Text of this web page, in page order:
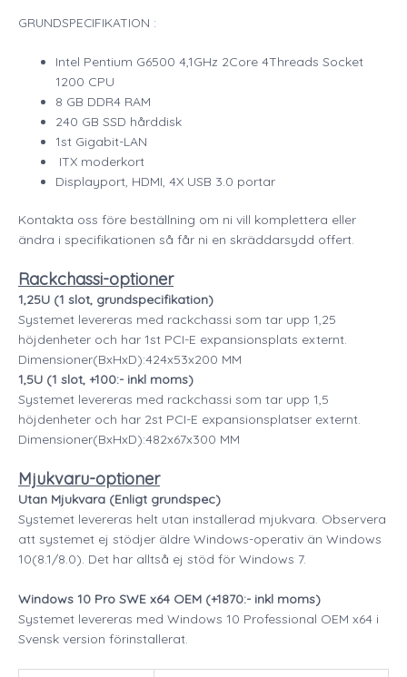
GRUNDSPECIFIKATION :
Intel Pentium G6500 4,1GHz 2Core 4Threads Socket
1200 CPU
8 GB DDR4 RAM
240 GB SSD hårddisk
1st Gigabit-LAN
ITX moderkort
Displayport, HDMI, 4X USB 3.0 portar
Kontakta oss före beställning om ni vill komplettera eller
ändra i specifikationen så får ni en skräddarsydd offert.
Rackchassi-optioner
1,25U (1 slot, grundspecifikation)
Systemet levereras med rackchassi som tar upp 1,25
höjdenheter och har 1st PCI-E expansionsplats externt.
Dimensioner(BxHxD):424x53x200 MM
1,5U (1 slot, +100:- inkl moms)
Systemet levereras med rackchassi som tar upp 1,5
höjdenheter och har 2st PCI-E expansionsplatser externt.
Dimensioner(BxHxD):482x67x300 MM
Mjukvaru-optioner
Utan Mjukvara (Enligt grundspec)
Systemet levereras helt utan installerad mjukvara. Observera
att systemet ej stödjer äldre Windows-operativ än Windows
10(8.1/8.0). Det har alltså ej stöd för Windows 7.
Windows 10 Pro SWE x64 OEM (+1870:- inkl moms)
Systemet levereras med Windows 10 Professional OEM x64 i
Svensk version förinstallerat.